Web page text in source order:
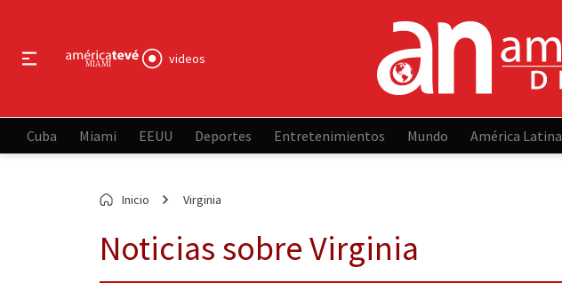
videos
Cuba Miami EEUU Deportes Entretenimientos Mundo América Latina
Inicio Virginia
Noticias sobre Virginia